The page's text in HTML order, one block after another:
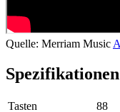
Quelle: Merriam Music
Spezifikationen
Tasten 88